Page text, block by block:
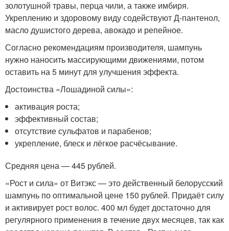
золотушной травы, перца чили, а также имбиря.
Укреплению и здоровому виду содействуют Д-пантенол,
масло душистого дерева, авокадо и репейное.
Согласно рекомендациям производителя, шампунь
нужно наносить массирующими движениями, потом
оставить на 5 минут для улучшения эффекта.
Достоинства «Лошадиной силы»:
активация роста;
эффективный состав;
отсутствие сульфатов и парабенов;
укрепление, блеск и лёгкое расчёсывание.
Средняя цена — 445 рублей.
«Рост и сила» от Витэкс — это действенный белорусский
шампунь по оптимальной цене 150 рублей. Придаёт силу
и активирует рост волос. 400 мл будет достаточно для
регулярного применения в течение двух месяцев, так как